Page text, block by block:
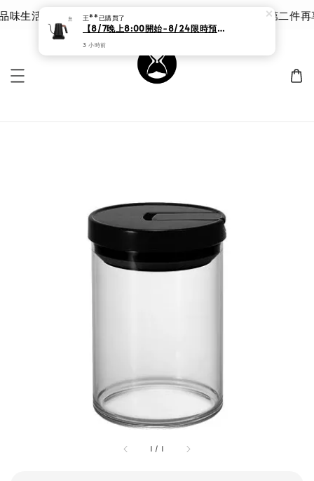
生活 | 泰摩 甘露品鑑杯 |限時 8 折｜優惠價 $785 第二件再
1 / 1
王**已購買了
【8/7晚上8:00開始-8/24限時預購價格3380元 】泰摩咖啡 魚ProX溫控手沖壺 黑色/白色
3 小時前